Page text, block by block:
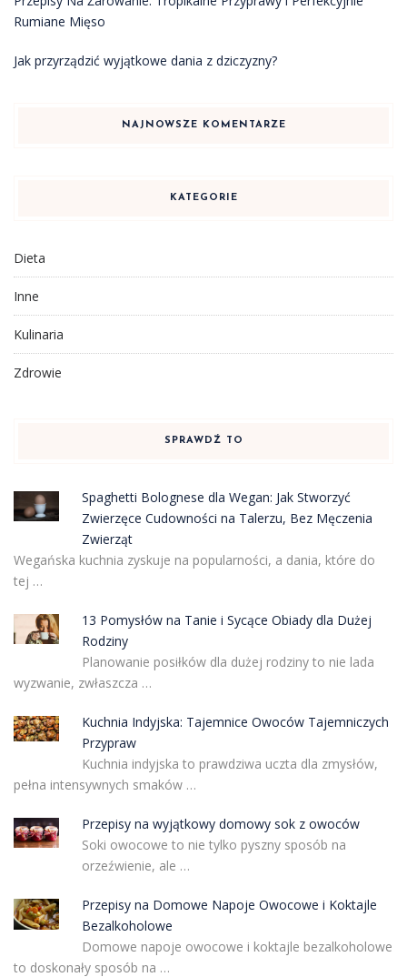
Rumiane Mięso
Jak przyrządzić wyjątkowe dania z dziczyzny?
NAJNOWSZE KOMENTARZE
KATEGORIE
Dieta
Inne
Kulinaria
Zdrowie
SPRAWDŹ TO
Spaghetti Bolognese dla Wegan: Jak Stworzyć
Zwierzęce Cudowności na Talerzu, Bez Męczenia
Zwierząt
Wegańska kuchnia zyskuje na popularności, a dania, które do
tej …
13 Pomysłów na Tanie i Sycące Obiady dla Dużej
Rodziny
Planowanie posiłków dla dużej rodziny to nie lada
wyzwanie, zwłaszcza …
Kuchnia Indyjska: Tajemnice Owoców Tajemniczych
Przypraw
Kuchnia indyjska to prawdziwa uczta dla zmysłów,
pełna intensywnych smaków …
Przepisy na wyjątkowy domowy sok z owoców
Soki owocowe to nie tylko pyszny sposób na
orzeźwienie, ale …
Przepisy na Domowe Napoje Owocowe i Koktajle
Bezalkoholowe
Domowe napoje owocowe i koktajle bezalkoholowe
to doskonały sposób na …